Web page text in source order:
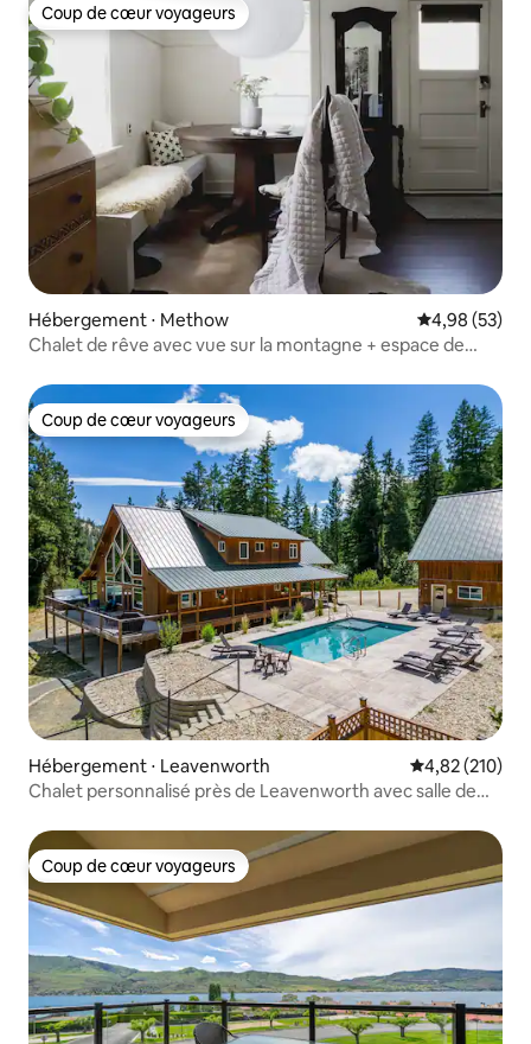
Coup de cœur voyageurs
Coup de cœur voyageurs
Hébergement ⋅ Methow Évaluation
4,98 (53)
Chalet de rêve avec vue sur la montagne + espace de
Coup de cœur voyageurs
Coup de cœur voyageurs
Hébergement ⋅ Leavenworth Évaluation
4,82 (210)
Chalet personnalisé près de Leavenworth avec salle de
Coup de cœur voyageurs
Coup de cœur voyageurs